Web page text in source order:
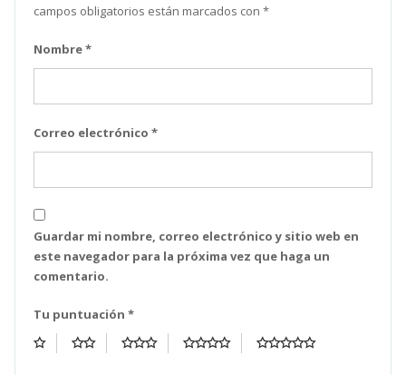
campos obligatorios están marcados con *
Nombre*
Correo electrónico *
Guardar mi nombre, correo electrónico y sitio web en
este navegador para la próxima vez que haga un
comentario.
Tu puntuación *